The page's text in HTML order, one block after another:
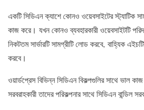
একটি সিডিএন ক্যাশে কোনও ওয়েবসাইটের স্ট্যাটিক
কাজ করে। যখন কোনও ব্যবহারকারী ওয়েবসাইটটি
নিকটতম সার্ভারটি সামগ্রীটি লোড করবে, বাহ্যিক
করবে।
ওয়ার্ডপ্রেস বিভিন্ন সিডিএন বিকল্পগুলির সাথে ভাল
সরবরাহকারী তাদের পরিকল্পনার সাথে সিডিএন বান্ডিল